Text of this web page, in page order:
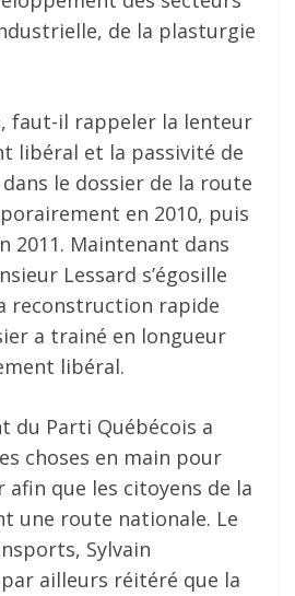
de la plasturgie
faut-il rappeler la lenteur
libéral et la passivité de
le dossier de la route
en 2010, puis
2011. Maintenant dans
Lessard s’égosille
reconstruction rapide
a trainé en longueur
libéral.
du Parti Québécois a
choses en main pour
afin que les citoyens de la
une route nationale. Le
Sylvain
ailleurs réitéré que la